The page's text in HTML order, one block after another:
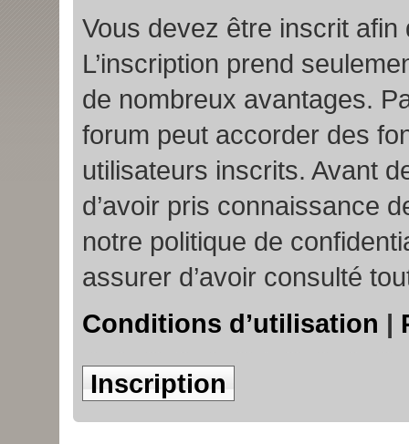
Vous devez être inscrit
L’inscription prend
de nombreux avantages.
forum peut accorder des
utilisateurs inscrits. Avant
d’avoir pris connaissance
notre politique de
assurer d’avoir consulté
Conditions d’utilisation |
Inscription